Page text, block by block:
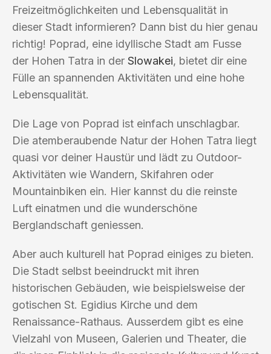
Freizeitmöglichkeiten und Lebensqualität in
dieser Stadt informieren? Dann bist du hier genau
richtig! Poprad, eine idyllische Stadt am Fusse
der Hohen Tatra in der Slowakei, bietet dir eine
Fülle an spannenden Aktivitäten und eine hohe
Lebensqualität.
Die Lage von Poprad ist einfach unschlagbar.
Die atemberaubende Natur der Hohen Tatra liegt
quasi vor deiner Haustür und lädt zu Outdoor-
Aktivitäten wie Wandern, Skifahren oder
Mountainbiken ein. Hier kannst du die reinste
Luft einatmen und die wunderschöne
Berglandschaft geniessen.
Aber auch kulturell hat Poprad einiges zu bieten.
Die Stadt selbst beeindruckt mit ihren
historischen Gebäuden, wie beispielsweise der
gotischen St. Egidius Kirche und dem
Renaissance-Rathaus. Ausserdem gibt es eine
Vielzahl von Museen, Galerien und Theater, die